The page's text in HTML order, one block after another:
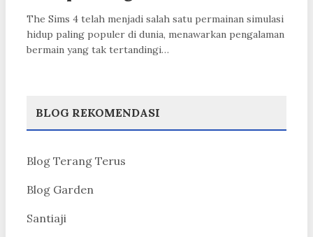
The Sims 4 telah menjadi salah satu permainan simulasi
hidup paling populer di dunia, menawarkan pengalaman
bermain yang tak tertandingi…
BLOG REKOMENDASI
Blog Terang Terus
Blog Garden
Santiaji